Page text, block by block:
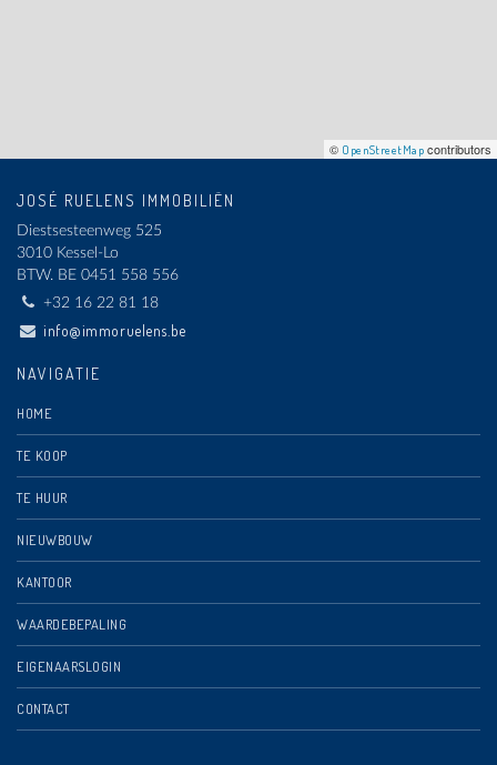
© OpenStreetMap contributors
JOSÉ RUELENS IMMOBILIËN
Diestsesteenweg 525
3010 Kessel-Lo
BTW. BE 0451 558 556
+32 16 22 81 18
info@immoruelens.be
NAVIGATIE
HOME
TE KOOP
TE HUUR
NIEUWBOUW
KANTOOR
WAARDEBEPALING
EIGENAARSLOGIN
CONTACT